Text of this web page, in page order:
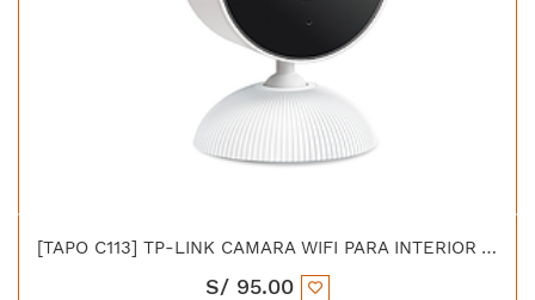
[TAPO C113] TP-LINK CAMARA WIFI PARA INTERIOR Y EXTERIOR 2K 3MP
S/ 95.00